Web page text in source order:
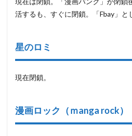
活するも、すぐに閉鎖。「Fbay」と
星のロミ
現在閉鎖。
漫画ロック（ｍanga rock）